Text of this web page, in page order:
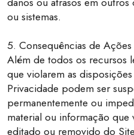
ou sistemas.
5. Consequências de
Além de todos os recursos
que violarem as
Privacidade podem ser
permanentemente ou
material ou informação
editado ou removido do